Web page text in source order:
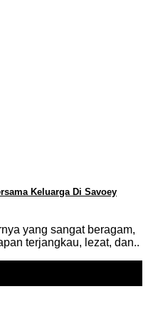
Keluarga Di Savoey
yang sangat beragam,
terjangkau, lezat, dan..